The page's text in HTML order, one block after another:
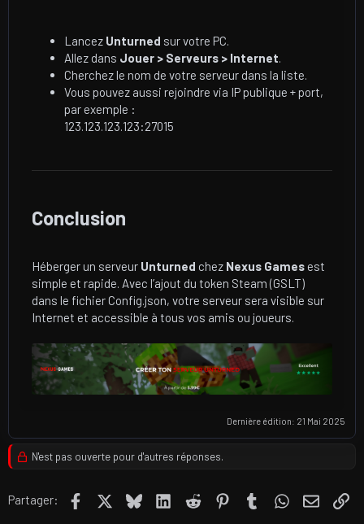
Lancez Unturned sur votre PC.
Allez dans Jouer > Serveurs > Internet.
Cherchez le nom de votre serveur dans la liste.
Vous pouvez aussi rejoindre via IP publique + port,
par exemple :
123.123.123.123:27015
Conclusion​
Héberger un serveur Unturned chez Nexus Gamesest
simple et rapide. Avec l’ajout du token Steam (GSLT)
dans le fichier Config.json, votre serveur sera visible sur
Internet et accessible à tous vos amis ou joueurs.
Dernière édition: 21 Mai 2025
N'est pas ouverte pour d'autres réponses.
Partager: Facebook BlueskyLinkedIn
Reddit PinterestTumblrWhatsApp
E-mail